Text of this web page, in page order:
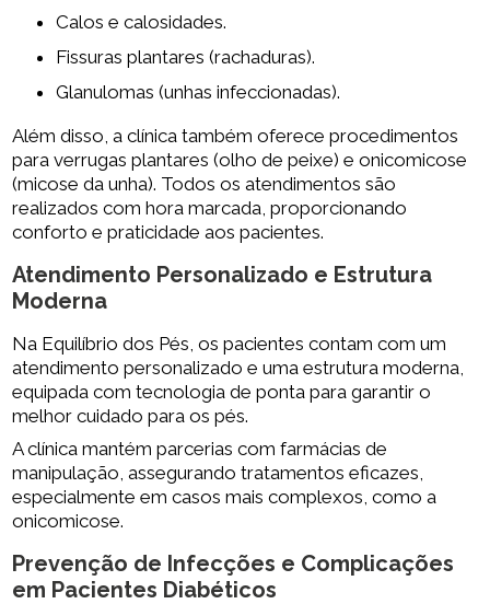
Calos e calosidades.
Fissuras plantares (rachaduras).
Glanulomas (unhas infeccionadas).
Além disso, a clínica também oferece procedimentos
para verrugas plantares (olho de peixe) e onicomicose
(micose da unha). Todos os atendimentos são
realizados com hora marcada, proporcionando
conforto e praticidade aos pacientes.
Atendimento Personalizado e Estrutura
Moderna
Na Equilíbrio dos Pés, os pacientes contam com um
atendimento personalizado e uma estrutura moderna,
equipada com tecnologia de ponta para garantir o
melhor cuidado para os pés.
A clínica mantém parcerias com farmácias de
manipulação, assegurando tratamentos eficazes,
especialmente em casos mais complexos, como a
onicomicose.
Prevenção de Infecções e Complicações
em Pacientes Diabéticos